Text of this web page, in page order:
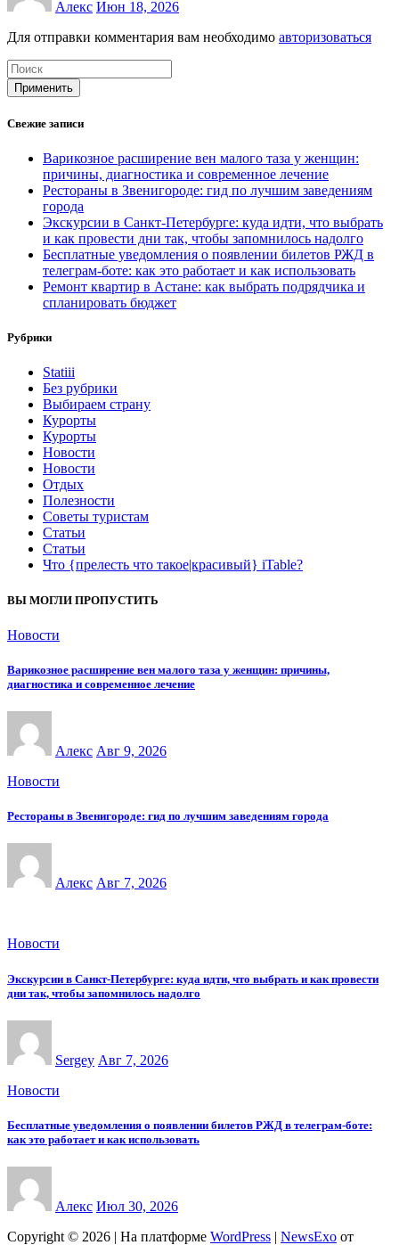
Алекс Июн 18, 2026
Для отправки комментария вам необходимо авторизоваться
Применить
Свежие записи
Варикозное расширение вен малого таза у женщин:
причины, диагностика и современное лечение
Рестораны в Звенигороде: гид по лучшим заведениям
города
Экскурсии в Санкт-Петербурге: куда идти, что выбрать
и как провести дни так, чтобы запомнилось надолго
Бесплатные уведомления о появлении билетов РЖД в
телеграм-боте: как это работает и как использовать
Ремонт квартир в Астане: как выбрать подрядчика и
спланировать бюджет
Рубрики
Statiii
Без рубрики
Выбираем страну
Курорты
Курорты
Новости
Новости
Отдых
Полезности
Советы туристам
Статьи
Статьи
Что {прелесть что такое|красивый} iTable?
ВЫ МОГЛИ ПРОПУСТИТЬ
Новости
Варикозное расширение вен малого таза у женщин: причины,
диагностика и современное лечение
Алекс Авг 9, 2026
Новости
Рестораны в Звенигороде: гид по лучшим заведениям города
Алекс Авг 7, 2026
Новости
Экскурсии в Санкт-Петербурге: куда идти, что выбрать и как провести
дни так, чтобы запомнилось надолго
Sergey Авг 7, 2026
Новости
Бесплатные уведомления о появлении билетов РЖД в телеграм-боте:
как это работает и как использовать
Алекс Июл 30, 2026
Copyright © 2026 | На платформе WordPress | NewsExo от